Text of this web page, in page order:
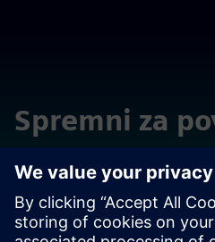
Spremni za
Obratite se pitanjima ili
pomognemo.
Kontaktirajte nas